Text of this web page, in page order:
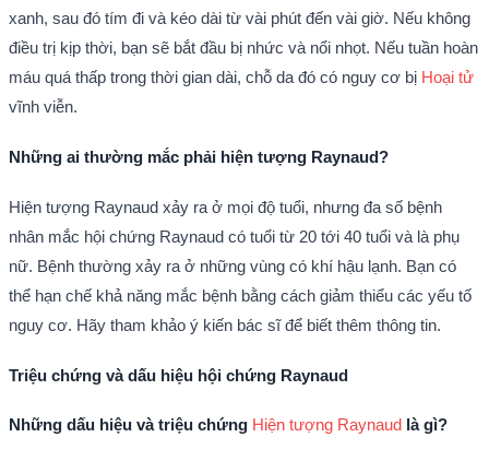
xanh, sau đó tím đi và kéo dài từ vài phút đến vài giờ. Nếu không
điều trị kịp thời, bạn sẽ bắt đầu bị nhức và nổi nhọt. Nếu tuần hoàn
máu quá thấp trong thời gian dài, chỗ da đó có nguy cơ bị Hoại tử
vĩnh viễn.
Những ai thường mắc phải hiện tượng Raynaud?
Hiện tượng Raynaud xảy ra ở mọi độ tuổi, nhưng đa số bệnh
nhân mắc hội chứng Raynaud có tuổi từ 20 tới 40 tuổi và là phụ
nữ. Bệnh thường xảy ra ở những vùng có khí hậu lạnh. Bạn có
thể hạn chế khả năng mắc bệnh bằng cách giảm thiểu các yếu tố
nguy cơ. Hãy tham khảo ý kiến bác sĩ để biết thêm thông tin.
Triệu chứng và dấu hiệu hội chứng Raynaud
Những dấu hiệu và triệu chứng Hiện tượng Raynaud là gì?